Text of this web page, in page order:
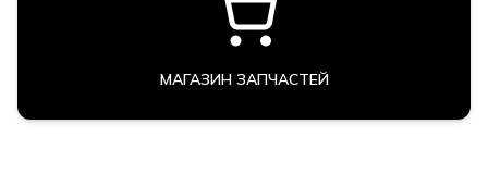
МАГАЗИН ЗАПЧАСТЕЙ